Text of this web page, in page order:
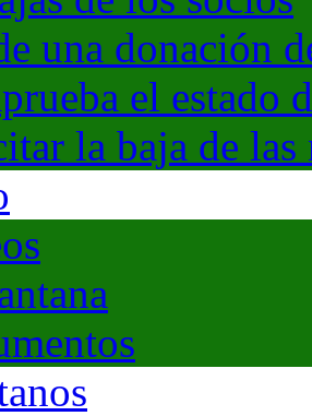
una donación
el estado
la baja de